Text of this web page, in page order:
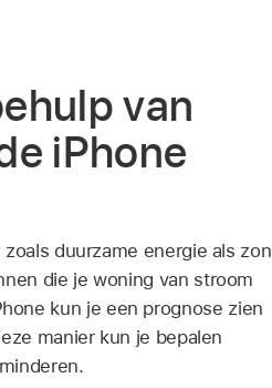
van
iPhone
duurzame energie als zon
die je woning van stroom
kun je een prognose zien
manier kun je bepalen